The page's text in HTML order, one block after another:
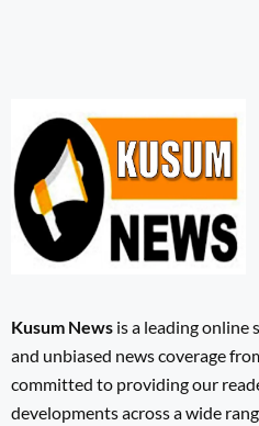
Kusum News is a leading online
and unbiased news coverage
committed to providing our
developments across a wide